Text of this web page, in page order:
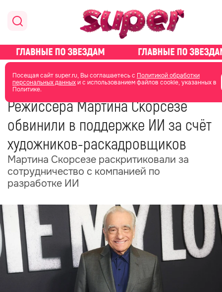
Посещая сайт super.ru, Вы соглашаетесь с Политикой обработки
персональных данныхи с использованием файлов cookie, указанных в
Политике.
главная общество
04 июня
Режиссёра Мартина Скорсезе
обвинили в поддержке ИИ за счёт
художников-раскадровщиков
Мартина Скорсезе раскритиковали за
сотрудничество с компанией по
разработке ИИ